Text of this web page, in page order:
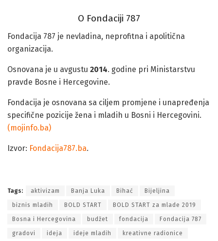
O Fondaciji 787
Fondacija 787 je nevladina, neprofitna i apolitična
organizacija.
Osnovana je u avgustu 2014. godine pri Ministarstvu
pravde Bosne i Hercegovine.
Fondacija je osnovana sa ciljem promjene i unapređenja
specifične pozicije žena i mladih u Bosni i Hercegovini.
(mojinfo.ba)
Izvor: Fondacija787.ba.
Tags: aktivizam Banja Luka Bihać Bijeljina
biznis mladih BOLD START BOLD START za mlade 2019
Bosna i Hercegovina budžet fondacija Fondacija 787
gradovi ideja ideje mladih kreativne radionice